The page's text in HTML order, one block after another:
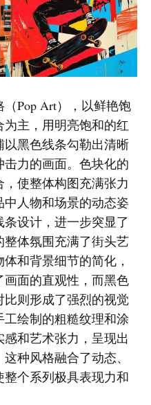
Pop Art），以鲜艳饱
主，用明亮饱和的红
黑色线条勾勒出清晰
力的画面。色块化的
使整体构图充满张力
中人物和场景的动态姿
设计，进一步突显了
体氛围充满了街头艺
和背景细节的简化，
面的直观性，而黑色
则形成了强烈的视觉
绘制的粗糙纹理和涂
和艺术张力，呈现出
种风格融合了动态、
个系列极具表现力和